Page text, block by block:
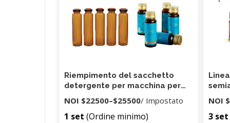
Riempimento del sacchetto
detergente per macchina per
l'imballaggio di sapone liquido
per bucato
NOI $22500–$25500/ Impostato
1 set (Ordine minimo)
di
NOI
3 set